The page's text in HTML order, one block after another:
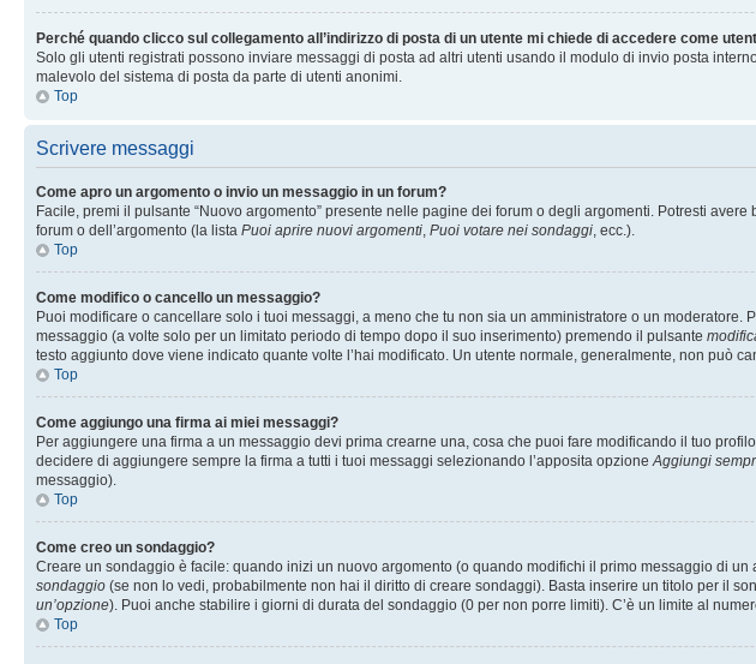
Perché quando clicco sul collegamento all’indirizzo di posta di un utente mi chiede di accedere come
Solo gli utenti registrati possono inviare messaggi di posta ad altri utenti usando il modulo di invio posta
malevolo del sistema di posta da parte di utenti anonimi.
Top
Scrivere messaggi
Come apro un argomento o invio un messaggio in un forum?
Facile, premi il pulsante “Nuovo argomento” presente nelle pagine dei forum o degli argomenti. Potresti
forum o dell’argomento (la lista Puoi aprire nuovi argomenti, Puoi votare nei sondaggi, ecc.).
Top
Come modifico o cancello un messaggio?
Puoi modificare o cancellare solo i tuoi messaggi, a meno che tu non sia un amministratore o un
messaggio (a volte solo per un limitato periodo di tempo dopo il suo inserimento) premendo il pulsante
testo aggiunto dove viene indicato quante volte l’hai modificato. Un utente normale, generalmente, non può
Top
Come aggiungo una firma ai miei messaggi?
Per aggiungere una firma a un messaggio devi prima crearne una, cosa che puoi fare modificando il tuo
decidere di aggiungere sempre la firma a tutti i tuoi messaggi selezionando l’apposita opzioneAggiungi
messaggio).
Top
Come creo un sondaggio?
Creare un sondaggio è facile: quando inizi un nuovo argomento (o quando modifichi il primo messaggio di
sondaggio (se non lo vedi, probabilmente non hai il diritto di creare sondaggi). Basta inserire un titolo per il
un’opzione). Puoi anche stabilire i giorni di durata del sondaggio (0 per non porre limiti). C’è un limite al
Top